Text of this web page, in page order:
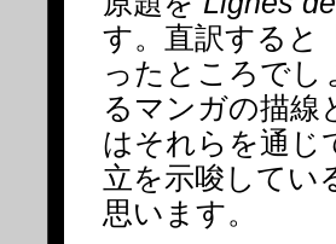
す。直訳する
ったところでし
るマンガの描線
はそれらを通じ
立を示唆してい
思います。